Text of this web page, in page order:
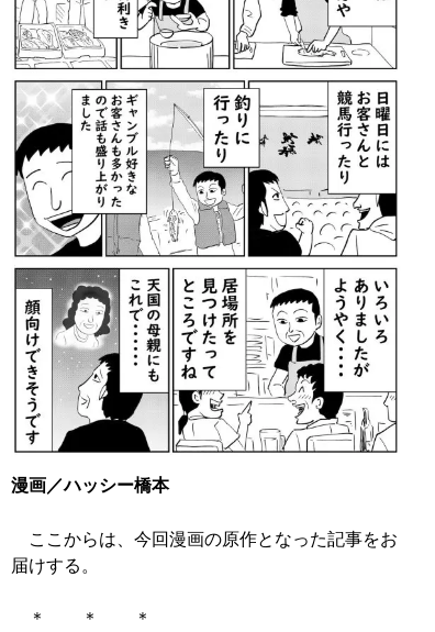
漫画／ハッシー橋本
ここからは、今回漫画の原作となった記事をお
届けする。
＊ ＊ ＊